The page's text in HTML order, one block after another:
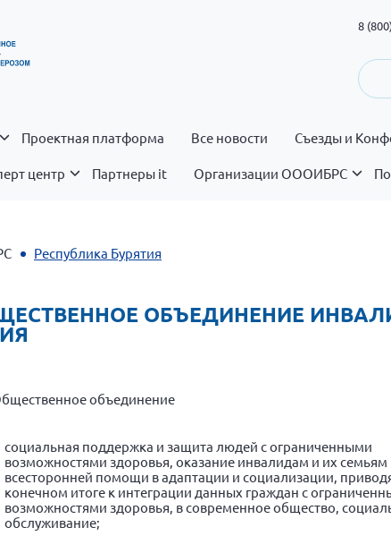
8
Проектная платформа Все новости Съезды и
центр Партнеры it Организации ОООИБРС
Республика Бурятия
ОБЪЕДИНЕНИЕ
объединение
социальная поддержка и защита людей с ограниченными
возможностями здоровья, оказание инвалидам и их семьям
всесторонней помощи в адаптации и социализации,
конечном итоге к интеграции данных граждан с
возможностями здоровья, в современное общество,
обслуживание;